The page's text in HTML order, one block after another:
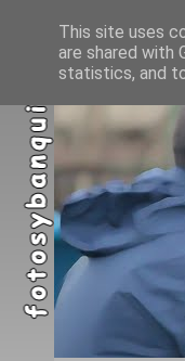
This site uses
are shared with
statistics, and